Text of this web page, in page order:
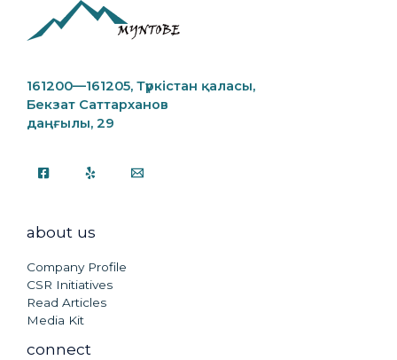
161200—161205, Түркістан қаласы,
Бекзат Саттарханов
даңғылы, 29
about us
Company Profile
CSR Initiatives
Read Articles
Media Kit
connect